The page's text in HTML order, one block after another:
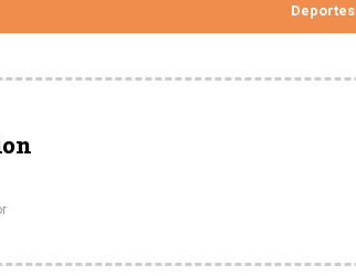
Deportes